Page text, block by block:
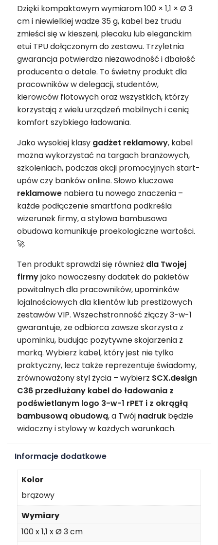
Dzięki kompaktowym wymiarom 100 × 1,1 × Ø 3
cm i niewielkiej wadze 35 g, kabel bez trudu
zmieści się w kieszeni, plecaku lub eleganckim
etui TPU dołączonym do zestawu. Trzyletnia
gwarancja potwierdza niezawodność i dbałość
producenta o detale. To świetny produkt dla
pracowników w delegacji, studentów,
kierowców flotowych oraz wszystkich, którzy
korzystają z wielu urządzeń mobilnych i cenią
komfort szybkiego ładowania.
Jako wysokiej klasy gadżet reklamowy, kabel
można wykorzystać na targach branżowych,
szkoleniach, podczas akcji promocyjnych start-
upów czy banków online. Słowo kluczowe
reklamowe nabiera tu nowego znaczenia –
każde podłączenie smartfona podkreśla
wizerunek firmy, a stylowa bambusowa
obudowa komunikuje proekologiczne wartości.
🚀
Ten produkt sprawdzi się również dla Twojej
firmyjako nowoczesny dodatek do pakietów
powitalnych dla pracowników, upominków
lojalnościowych dla klientów lub prestiżowych
zestawów VIP. Wszechstronność złączy 3-w-1
gwarantuje, że odbiorca zawsze skorzysta z
upominku, budując pozytywne skojarzenia z
marką. Wybierz kabel, który jest nie tylko
praktyczny, lecz także reprezentuje świadomy,
zrównoważony styl życia – wybierz SCX.design
C36 przedłużany kabel do ładowania z
podświetlanym logo 3-w-1 rPET i z okrągłą
bambusową obudową, a Twój nadruk będzie
widoczny i stylowy w każdych warunkach.
Informacje dodatkowe
Kolor
brązowy
Wymiary
100 x 1,1 x Ø 3 cm